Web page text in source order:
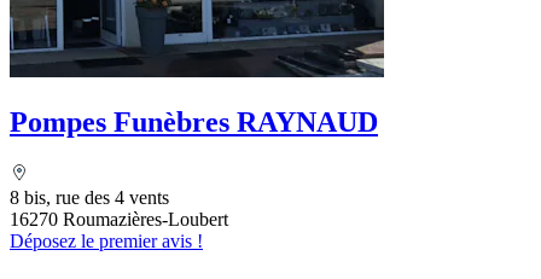
Pompes Funèbres RAYNAUD
8 bis, rue des 4 vents
16270 Roumazières-Loubert
Déposez le premier avis !